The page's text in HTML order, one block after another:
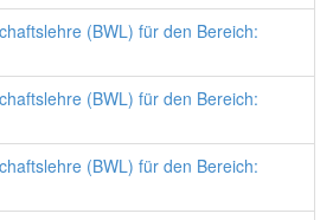
(BWL) für den Bereich:
(BWL) für den Bereich:
(BWL) für den Bereich: